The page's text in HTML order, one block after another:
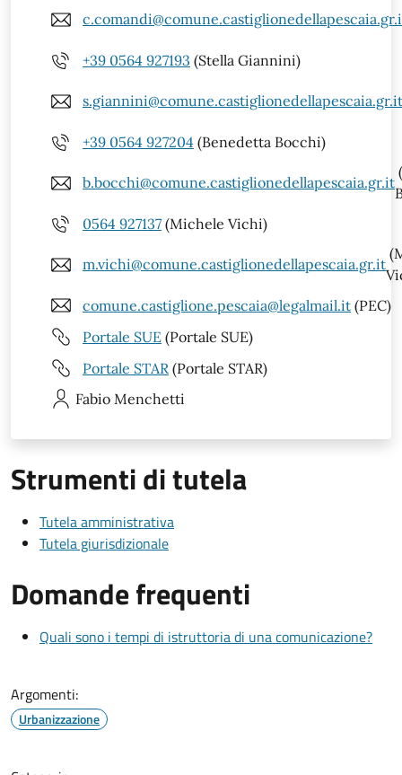
+39 0564 927193 (Stella Giannini)
s.giannini@comune.castiglionedellapescaia.gr.it
+39 0564 927204 (Benedetta Bocchi)
b.bocchi@comune.castiglionedellapescaia.gr.it
0564 927137 (Michele Vichi)
m.vichi@comune.castiglionedellapescaia.gr.it
comune.castiglione.pescaia@legalmail.it (PEC)
Portale SUE (Portale SUE)
Portale STAR (Portale STAR)
Fabio Menchetti
Strumenti di tutela
Tutela amministrativa
Tutela giurisdizionale
Domande frequenti
Quali sono i tempi di istruttoria di una comunicazione?
Argomenti:
Urbanizzazione